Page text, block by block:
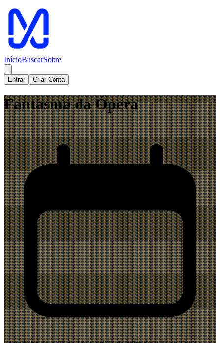
InícioBuscarSobre
Entrar Criar Conta
Fantasma da Ópera